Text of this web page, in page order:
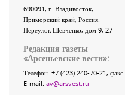
690091, г. Владивосток,
Приморский край, Россия
Переулок Шевченко, дом 9, 27
Редакция газеты
«Арсеньевские вести»:
Телефон: +7 (423) 240-70-21, факс:
E-mail: av@arsvest.ru